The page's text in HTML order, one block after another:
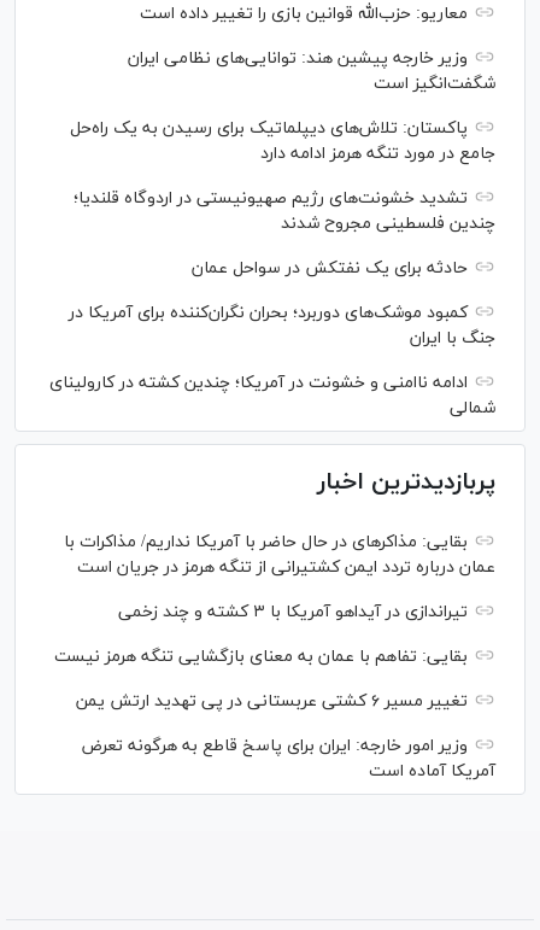
معاریو: حزب‌الله قوانین بازی را تغییر داده است
وزیر خارجه پیشین هند: توانایی‌های نظامی ایران
شگفت‌انگیز است
پاکستان: تلاش‌های دیپلماتیک برای رسیدن به یک راه‌حل
جامع در مورد تنگه هرمز ادامه دارد
تشدید خشونت‌های رژیم صهیونیستی در اردوگاه قلندیا؛
چندین فلسطینی مجروح شدند
حادثه برای یک نفتکش در سواحل عمان
کمبود موشک‌های دوربرد؛ بحران نگران‌کننده برای آمریکا در
جنگ با ایران
ادامه ناامنی و خشونت در آمریکا؛ چندین کشته در کارولینای
شمالی
پربازدیدترین اخبار
بقایی: مذاکره‎ای در حال حاضر با آمریکا نداریم/ مذاکرات با
عمان درباره تردد ایمن کشتیرانی از تنگه هرمز در جریان است
تیراندازی در آیداهو آمریکا با ۳ کشته و چند زخمی
بقایی: تفاهم با عمان به معنای بازگشایی تنگه هرمز نیست
تغییر مسیر ۶ کشتی عربستانی در پی تهدید ارتش یمن
وزیر امور خارجه: ایران برای پاسخ قاطع به هرگونه تعرض
آمریکا آماده است